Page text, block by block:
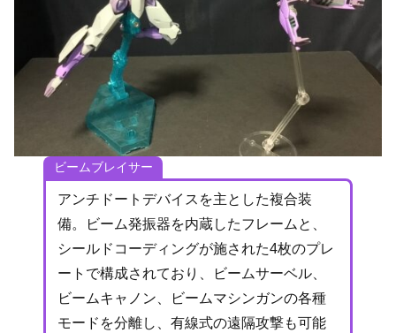
ビームブレイサー
アンチドートデバイスを主とした複合装
備。ビーム発振器を内蔵したフレームと、
シールドコーディングが施された4枚のプレ
ートで構成されており、ビームサーベル、
ビームキャノン、ビームマシンガンの各種
モードを分離し、有線式の遠隔攻撃も可能